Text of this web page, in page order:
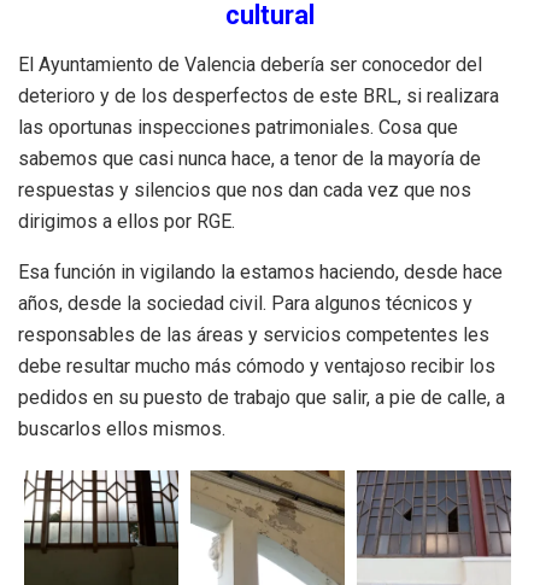
cultural
El Ayuntamiento de Valencia debería ser conocedor del
deterioro y de los desperfectos de este BRL, si realizara
las oportunas inspecciones patrimoniales. Cosa que
sabemos que casi nunca hace, a tenor de la mayoría de
respuestas y silencios que nos dan cada vez que nos
dirigimos a ellos por RGE.
Esa función in vigilando la estamos haciendo, desde hace
años, desde la sociedad civil. Para algunos técnicos y
responsables de las áreas y servicios competentes les
debe resultar mucho más cómodo y ventajoso recibir los
pedidos en su puesto de trabajo que salir, a pie de calle, a
buscarlos ellos mismos.